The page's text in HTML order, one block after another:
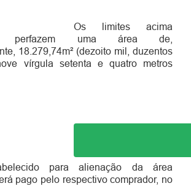
Os limites acima
perfazem uma área de,
18.279,74m² (dezoito mil, duzentos
vírgula setenta e quatro metros
para alienação da área
pago pelo respectivo comprador, no